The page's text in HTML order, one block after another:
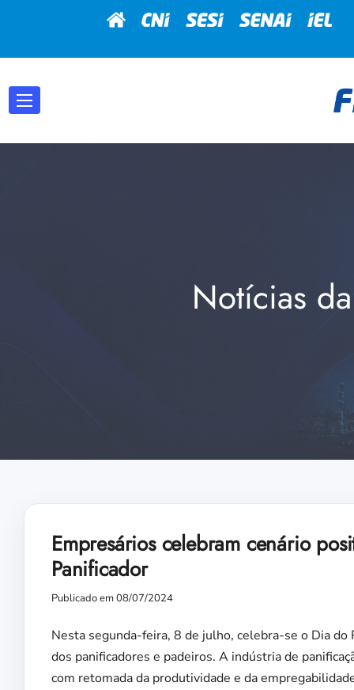
Notícias
Empresários celebram cenário
Panificador
Publicado em 08/07/2024
Nesta segunda-feira, 8 de julho, celebra-se o Dia
dos panificadores e padeiros. A indústria de
com retomada da produtividade e da